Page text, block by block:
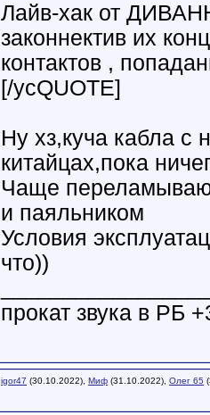
Лайв-хак от
законнектив их
контактов ,
[/усQUOTE]
Ну хз,куча кабла с
китайцах,пока
Чаще
и паяльником
Условия
что))
прокат звука в РБ
igor47 (30.10.2022), Миф (31.10.2022), Олег 65